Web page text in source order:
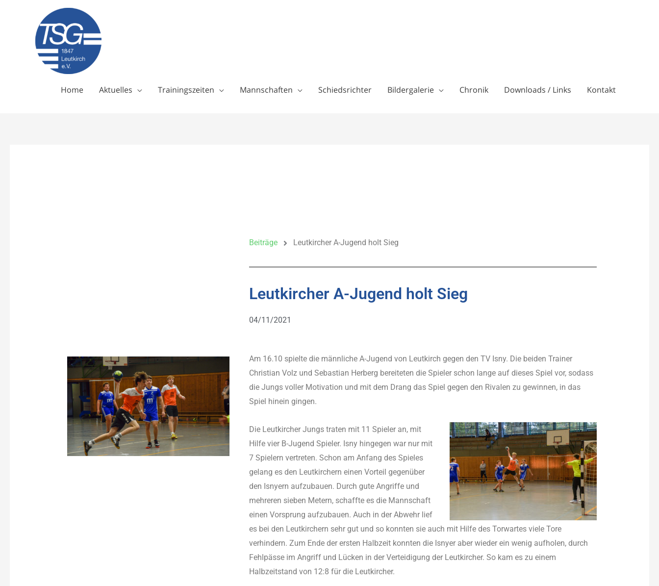
Home Aktuelles Trainingszeiten Mannschaften Schiedsrichter Bildergalerie Chronik Downloads / Links Kontakt
Beiträge Leutkircher A-Jugend holt Sieg
Leutkircher A-Jugend holt Sieg
04/11/2021
Am 16.10 spielte die männliche A-Jugend von Leutkirch gegen den TV Isny. Die beiden Trainer
Christian Volz und Sebastian Herberg bereiteten die Spieler schon lange auf dieses Spiel vor, sodass
die Jungs voller Motivation und mit dem Drang das Spiel gegen den Rivalen zu gewinnen, in das
Spiel hinein gingen.
Die Leutkircher Jungs traten mit 11 Spieler an, mit
Hilfe vier B-Jugend Spieler. Isny hingegen war nur mit
7 Spielern vertreten. Schon am Anfang des Spieles
gelang es den Leutkirchern einen Vorteil gegenüber
den Isnyern aufzubauen. Durch gute Angriffe und
mehreren sieben Metern, schaffte es die Mannschaft
einen Vorsprung aufzubauen. Auch in der Abwehr lief
es bei den Leutkirchern sehr gut und so konnten sie auch mit Hilfe des Torwartes viele Tore
verhindern. Zum Ende der ersten Halbzeit konnten die Isnyer aber wieder ein wenig aufholen, durch
Fehlpässe im Angriff und Lücken in der Verteidigung der Leutkircher. So kam es zu einem
Halbzeitstand von 12:8 für die Leutkircher.